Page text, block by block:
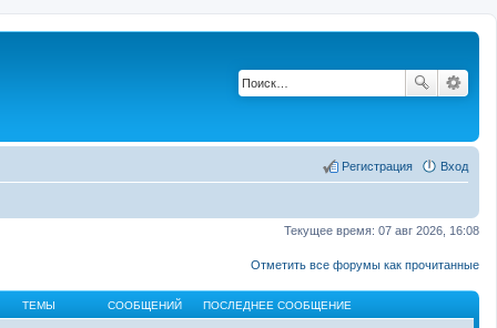
Вход
Регистрация
Текущее время: 07 авг 2026, 16:08
Отметить все форумы как прочитанные
ТЕМЫ СООБЩЕНИЙ ПОСЛЕДНЕЕ СООБЩЕНИЕ